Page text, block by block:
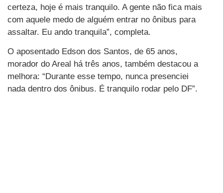
certeza, hoje é mais tranquilo. A gente não fica mais
com aquele medo de alguém entrar no ônibus para
assaltar. Eu ando tranquila”, completa.
O aposentado Edson dos Santos, de 65 anos,
morador do Areal há três anos, também destacou a
melhora: “Durante esse tempo, nunca presenciei
nada dentro dos ônibus. É tranquilo rodar pelo DF”.